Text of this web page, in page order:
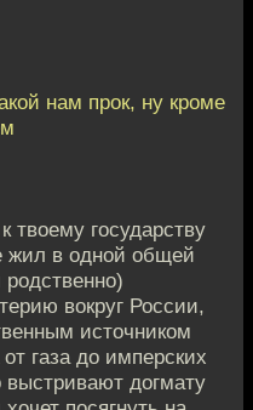
нам прок, ну кроме
твоему государству
жил в одной общей
родственно)
вокруг России,
источником
газа до имперских
догмату